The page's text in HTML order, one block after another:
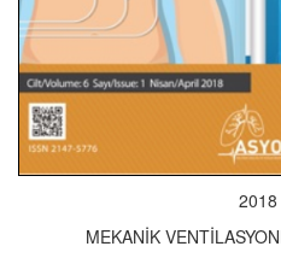
2018
MEKANİK